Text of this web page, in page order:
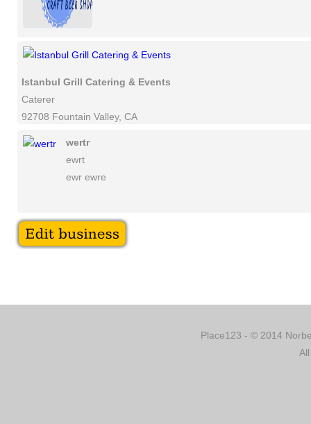
Istanbul Grill Catering & Events
Caterer
92708 Fountain Valley, CA
wertr
ewrt
ewr ewre
Place123 - © 2014